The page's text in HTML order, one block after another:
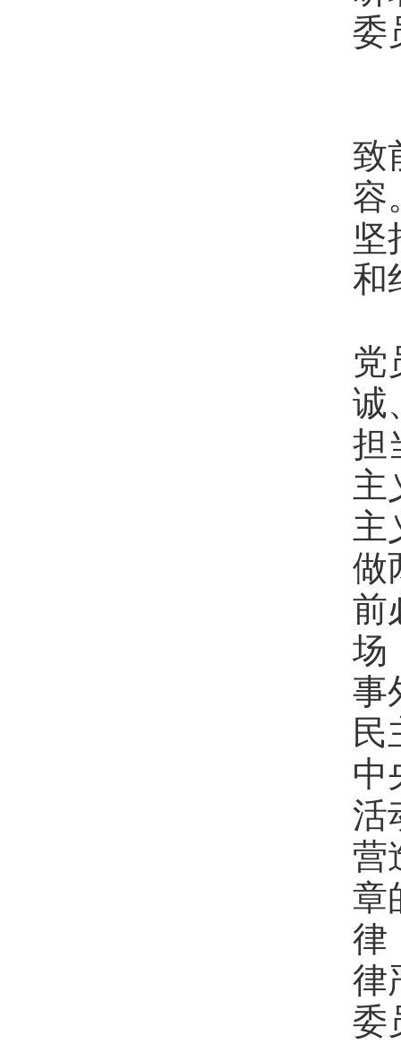
委
致
容
坚
和
党
诚
担
主
主
做
前
场
事
民
中
活
营
章
律
律
委